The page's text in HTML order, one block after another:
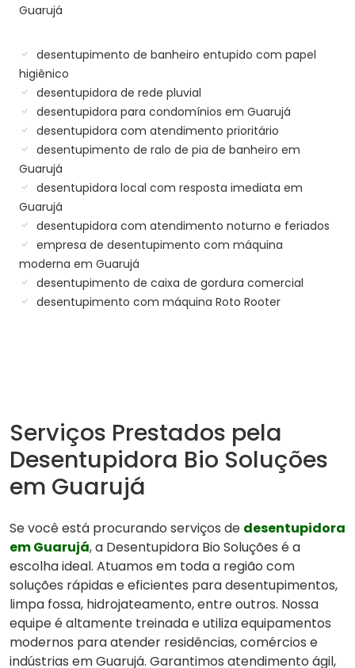
Guarujá
desentupimento de banheiro entupido com papel
higiênico
desentupidora de rede pluvial
desentupidora para condomínios em Guarujá
desentupidora com atendimento prioritário
desentupimento de ralo de pia de banheiro em
Guarujá
desentupidora local com resposta imediata em
Guarujá
desentupidora com atendimento noturno e feriados
empresa de desentupimento com máquina
moderna em Guarujá
desentupimento de caixa de gordura comercial
desentupimento com máquina Roto Rooter
Serviços Prestados pela
Desentupidora Bio Soluções
em Guarujá
Se você está procurando serviços de desentupidora
em Guarujá, a Desentupidora Bio Soluções é a
escolha ideal. Atuamos em toda a região com
soluções rápidas e eficientes para desentupimentos,
limpa fossa, hidrojateamento, entre outros. Nossa
equipe é altamente treinada e utiliza equipamentos
modernos para atender residências, comércios e
indústrias em Guarujá. Garantimos atendimento ágil,